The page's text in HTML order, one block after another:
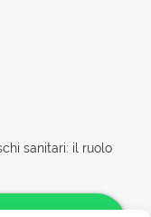
sanitari: il ruolo